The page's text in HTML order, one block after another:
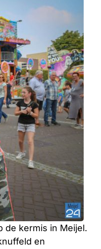
de kermis in Meijel.
en